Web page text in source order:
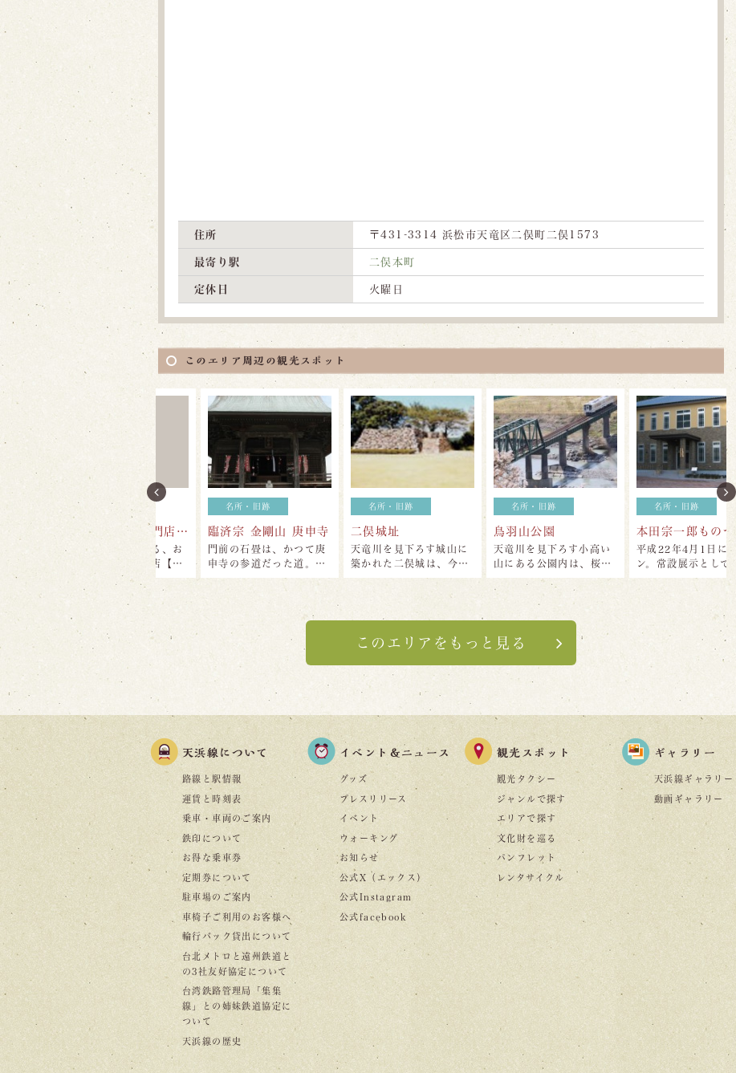
住所 〒431-3314 浜松市天竜区二俣町二俣1573
最寄り駅 二俣本町
定休日 火曜日
このエリア周辺の観光スポット
宮口駅駅舎内にある、お
名所・旧跡
臨済宗 金剛山 庚申寺
門前の石畳は、かつて庚
申寺の参道だった道。…
名所・旧跡
二俣城址
天竜川を見下ろす城山に
築かれた二俣城は、今…
名所・旧跡
鳥羽山公園
天竜川を見下ろす小高い
山にある公園内は、桜…
名所・旧跡
本田宗一郎ものづくり伝承館
平成22年4月1日にオープ
ン。常設展示として本…
このエリアをもっと見る
天浜線について
路線と駅情報
運賃と時刻表
乗車・車両のご案内
鉄印について
お得な乗車券
定期券について
駐車場のご案内
車椅子ご利用のお客様へ
輪行バック貸出について
台北メトロと遠州鉄道と
の3社友好協定について
台湾鉄路管理局「集集
線」との姉妹鉄道協定に
ついて
天浜線の歴史
イベント＆ニュース
グッズ
プレスリリース
イベント
ウォーキング
お知らせ
公式X（エックス）
公式Instagram
公式facebook
観光スポット
観光タクシー
ジャンルで探す
エリアで探す
文化財を巡る
パンフレット
レンタサイクル
ギャラリー
天浜線ギャラリー
動画ギャラリー